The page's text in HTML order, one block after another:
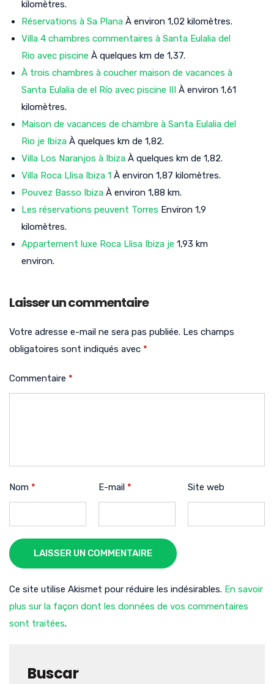
kilomètres.
Réservations à Sa Plana À environ 1,02 kilomètres.
Villa 4 chambres commentaires à Santa Eulalia del
Rio avec piscine À quelques km de 1,37.
À trois chambres à coucher maison de vacances à
Santa Eulalia de el Río avec piscine III À environ 1,61
kilomètres.
Maison de vacances de chambre à Santa Eulalia del
Rio je Ibiza À quelques km de 1,82.
Villa Los Naranjos à Ibiza À quelques km de 1,82.
Villa Roca Llisa Ibiza 1 À environ 1,87 kilomètres.
Pouvez Basso Ibiza À environ 1,88 km.
Les réservations peuvent Torres Environ 1,9
kilomètres.
Appartement luxe Roca Llisa Ibiza je 1,93 km
environ.
Laisser un commentaire
Votre adresse e-mail ne sera pas publiée. Les champs
obligatoires sont indiqués avec *
Commentaire *
Nom * E-mail * Site web
LAISSER UN COMMENTAIRE
Ce site utilise Akismet pour réduire les indésirables. En savoir
plus sur la façon dont les données de vos commentaires
sont traitées.
Buscar